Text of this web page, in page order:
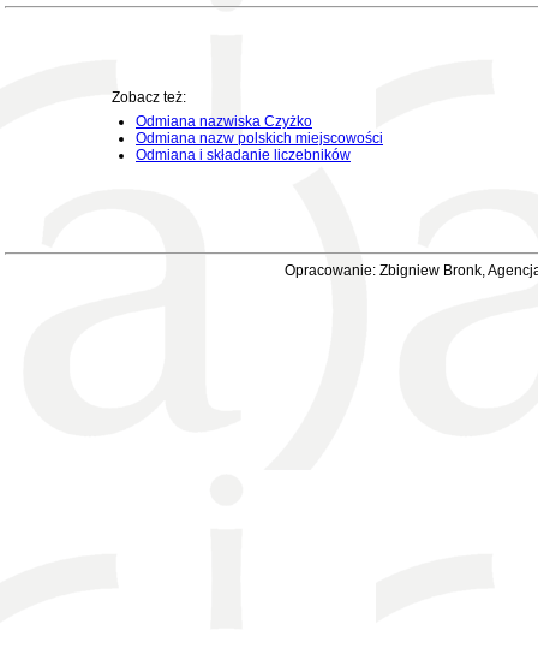
Zobacz też:
Odmiana nazwiska Czyżko
Odmiana nazw polskich miejscowości
Odmiana i składanie liczebników
Opracowanie: Zbigniew Bronk,